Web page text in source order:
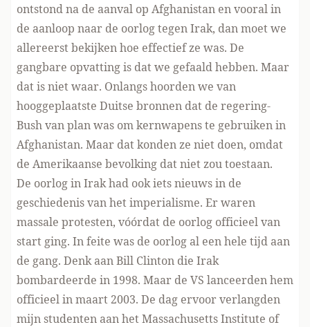
ontstond na de aanval op Afghanistan en vooral in
de aanloop naar de oorlog tegen Irak, dan moet we
allereerst bekijken hoe effectief ze was. De
gangbare opvatting is dat we gefaald hebben. Maar
dat is niet waar. Onlangs hoorden we van
hooggeplaatste Duitse bronnen dat de regering-
Bush van plan was om kernwapens te gebruiken in
Afghanistan. Maar dat konden ze niet doen, omdat
de Amerikaanse bevolking dat niet zou toestaan.
De oorlog in Irak had ook iets nieuws in de
geschiedenis van het imperialisme. Er waren
massale protesten, vóórdat de oorlog officieel van
start ging. In feite was de oorlog al een hele tijd aan
de gang. Denk aan Bill Clinton die Irak
bombardeerde in 1998. Maar de VS lanceerden hem
officieel in maart 2003. De dag ervoor verlangden
mijn studenten aan het Massachusetts Institute of